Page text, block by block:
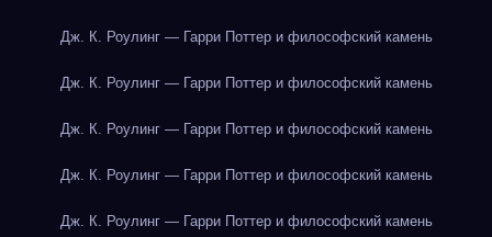
Дж. К. Роулинг — Гарри Поттер и философский камень
Дж. К. Роулинг — Гарри Поттер и философский камень
Дж. К. Роулинг — Гарри Поттер и философский камень
Дж. К. Роулинг — Гарри Поттер и философский камень
Дж. К. Роулинг — Гарри Поттер и философский камень